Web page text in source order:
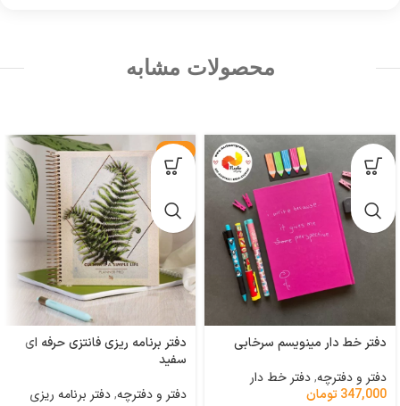
محصولات مشابه
دفتر خط دار مینویسم سرخابی
دفتر و دفترچه,دفتر خط دار
347,000تومان
-23%
دفتر برنامه ریزی فانتزی حرفه ای
سفید
دفتر و دفترچه,دفتر برنامه ریزی